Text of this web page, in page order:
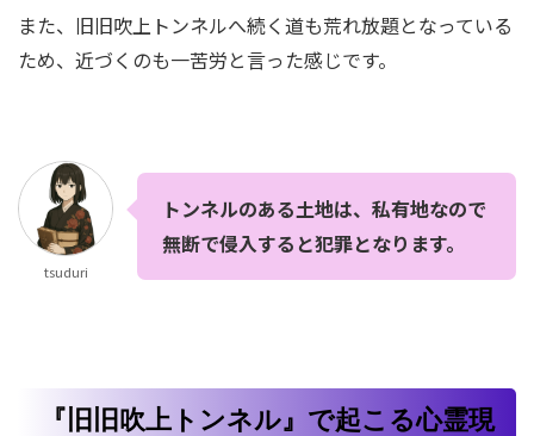
また、旧旧吹上トンネルへ続く道も荒れ放題となっている
ため、近づくのも一苦労と言った感じです。
tsuduri
トンネルのある土地は、私有地なので
無断で侵入すると犯罪となります。
『旧旧吹上トンネル』で起こる心霊現